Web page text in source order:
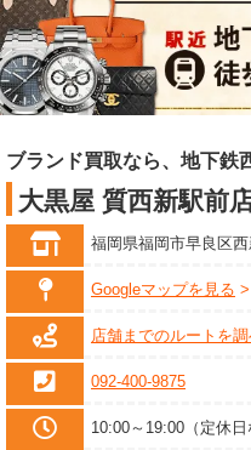
ブランド買取なら、地下鉄
大黒屋 質西新駅前
福岡県福岡市早良区
Googleマップを見る
店舗までのルートを
092-400-9875
10:00～19:00（定休日